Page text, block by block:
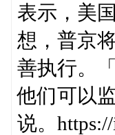
表示，美
想，普京
善执行。
他们可以
说。